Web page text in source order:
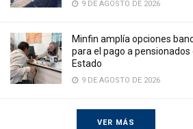
9 DE AGOSTO DE 2026
Minfin amplía opciones
para el pago a pensionados
Estado
9 DE AGOSTO DE 2026
VER MÁS